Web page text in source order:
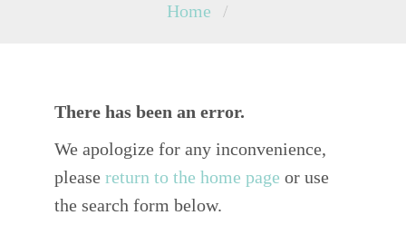
Home /
There has been an error.
We apologize for any inconvenience,
please return to the home page or use
the search form below.